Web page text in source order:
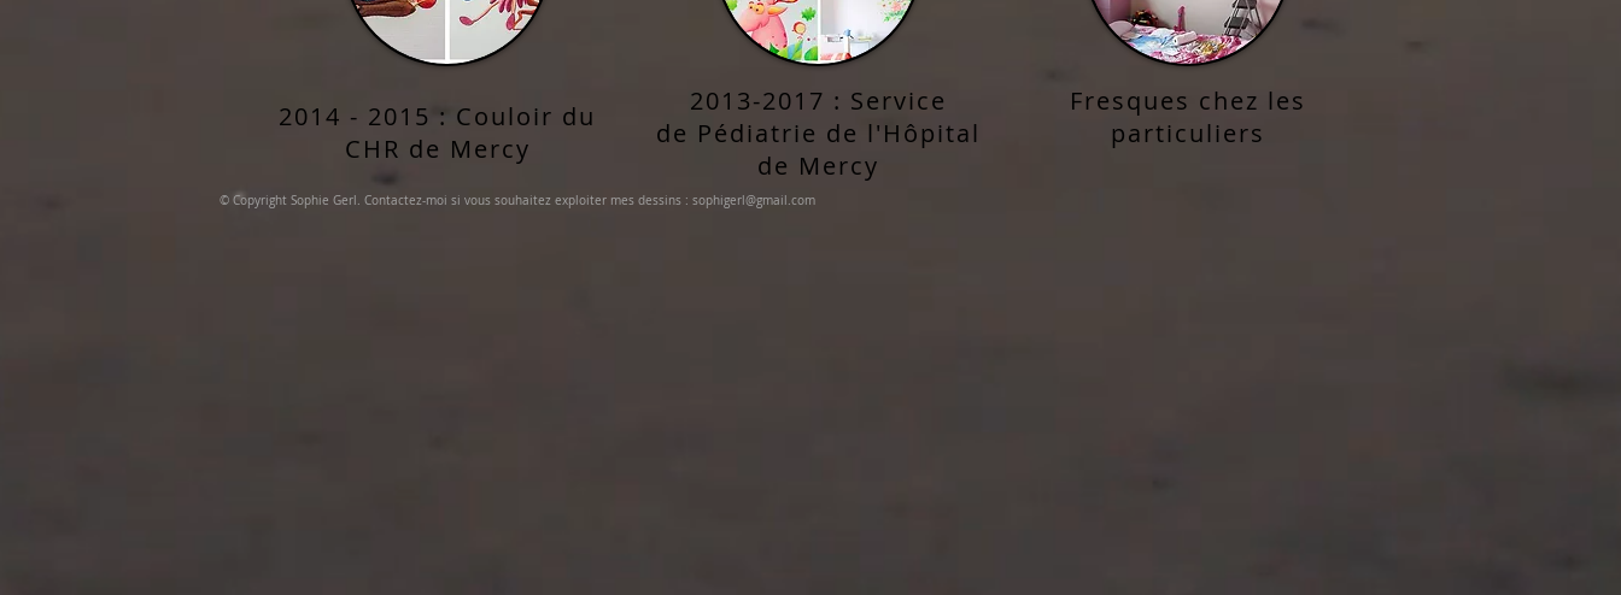
2014 - 2015 : Couloir du
CHR de Mercy
2013-2017 : Service
de Pédiatrie de l'Hôpital
de Mercy
Fresques chez les
particuliers
© Copyright Sophie Gerl. Contactez-moi si vous souhaitez exploiter mes dessins : sophigerl@gmail.com